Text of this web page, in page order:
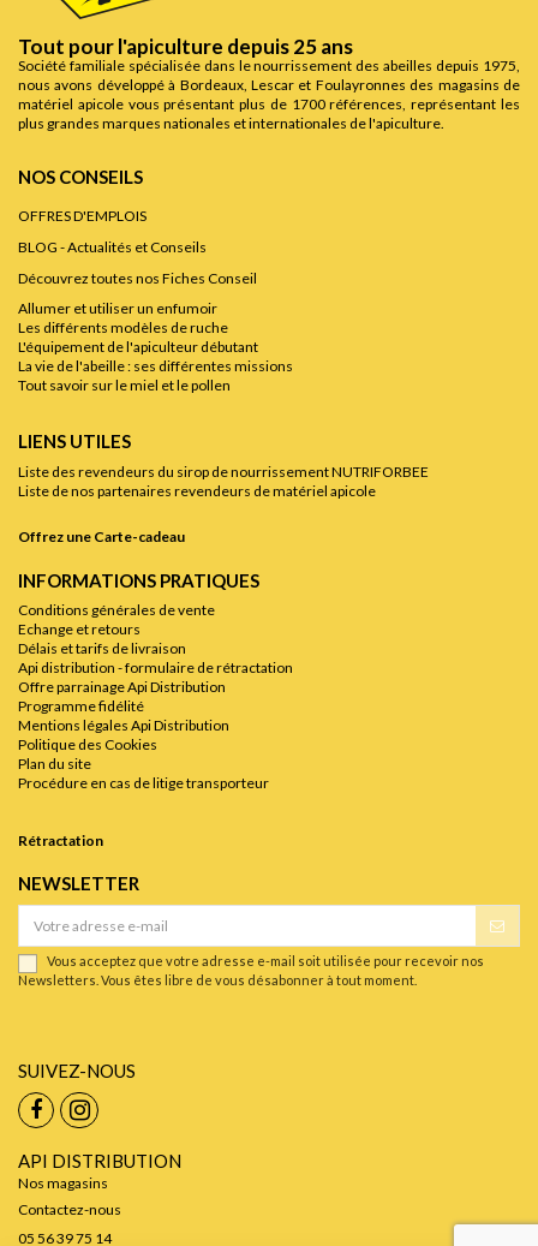
Tout pour l'apiculture depuis 25 ans
Société familiale spécialisée dans le nourrissement des abeilles depuis 1975,
nous avons développé à Bordeaux, Lescar et Foulayronnes des magasins de
matériel apicole vous présentant plus de 1700 références, représentant les
plus grandes marques nationales et internationales de l'apiculture.
NOS CONSEILS
OFFRES D'EMPLOIS
BLOG - Actualités et Conseils
Découvrez toutes nos Fiches Conseil
Allumer et utiliser un enfumoir
Les différents modèles de ruche
L'équipement de l'apiculteur débutant
La vie de l'abeille : ses différentes missions
Tout savoir sur le miel et le pollen
LIENS UTILES
Liste des revendeurs du sirop de nourrissement NUTRIFORBEE
Liste de nos partenaires revendeurs de matériel apicole
Offrez une Carte-cadeau
INFORMATIONS PRATIQUES
Conditions générales de vente
Echange et retours
Délais et tarifs de livraison
Api distribution - formulaire de rétractation
Offre parrainage Api Distribution
Programme fidélité
Mentions légales Api Distribution
Politique des Cookies
Plan du site
Procédure en cas de litige transporteur
Rétractation
NEWSLETTER
Vous acceptez que votre adresse e-mail soit utilisée pour recevoir nos
Newsletters. Vous êtes libre de vous désabonner à tout moment.
SUIVEZ-NOUS
API DISTRIBUTION
Nos magasins
Contactez-nous
05 56 39 75 14